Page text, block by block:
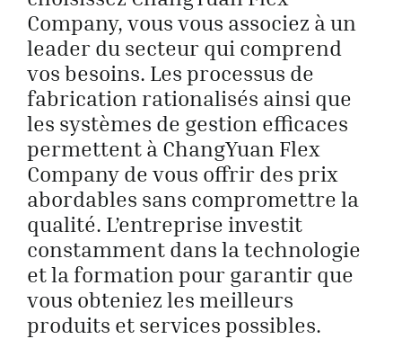
Company, vous vous associez à un
leader du secteur qui comprend
vos besoins. Les processus de
fabrication rationalisés ainsi que
les systèmes de gestion efficaces
permettent à ChangYuan Flex
Company de vous offrir des prix
abordables sans compromettre la
qualité. L’entreprise investit
constamment dans la technologie
et la formation pour garantir que
vous obteniez les meilleurs
produits et services possibles.